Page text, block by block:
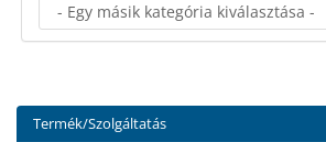
Termék/Szolgáltatás